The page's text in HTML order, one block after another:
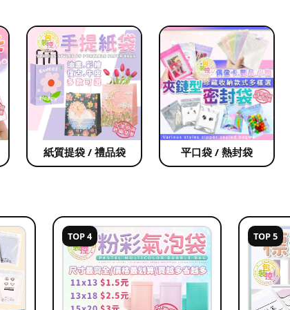
紙質提袋 / 禮品袋 平口袋 / 熱封袋
TOP 4 TOP 5